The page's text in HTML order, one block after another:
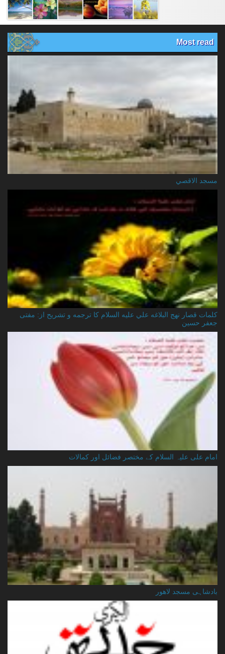
Most read
مسجد الاقصي
کلمات قصار نهج البلاغه علي عليه السلام کا ترجمه و تشریح از: مفتی
جعفر حسین
امام علی علیہ السلام کے مختصر فضائل اور کمالات
بادشاہی مسجد لاهور